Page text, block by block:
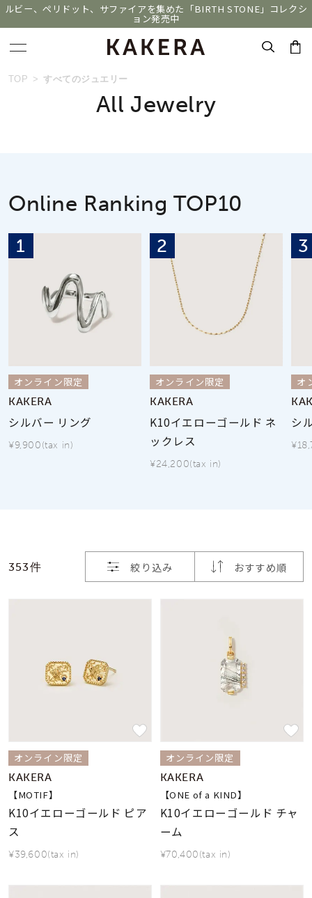
ルビー、ペリドット、サファイアを集めた「BIRTH STONE」コレクシ
ョン発売中
#ジュエリー #エタニティ #ペアリング
ブランド KAKERA
カテゴリー すべてのジュエリー
カラー
誕生石
ファッションテイス
コレクション
メンズ
リングサイズ
～
価格
TOP すべてのジュエリー
All Jewelry
Online Ranking TOP10
1
オンライン限定
KAKERA
シルバー リング
¥9,900(tax in)
2
オンライン限定
KAKERA
K10イエローゴールド ネ
ックレス
¥24,200(tax in)
3
オ
シ
353件 絞り込み おすすめ順
お気に入り登録数
並び替え
オンライン限定
KAKERA
【MOTIF】
K10イエローゴールド ピア
ス
¥39,600(tax in)
オンライン限定
KAKERA
【ONE of a KIND】
K10イエローゴールド チャ
ーム
¥70,400(tax in)